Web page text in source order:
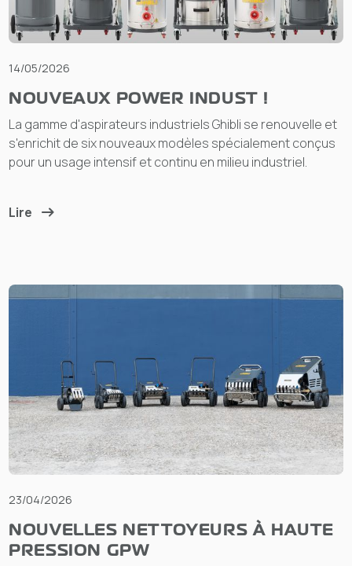
14/05/2026
NOUVEAUX POWER INDUST !
La gamme d'aspirateurs industriels Ghibli se renouvelle et
s'enrichit de six nouveaux modèles spécialement conçus
pour un usage intensif et continu en milieu industriel.
Lire
23/04/2026
NOUVELLES NETTOYEURS À HAUTE
PRESSION GPW